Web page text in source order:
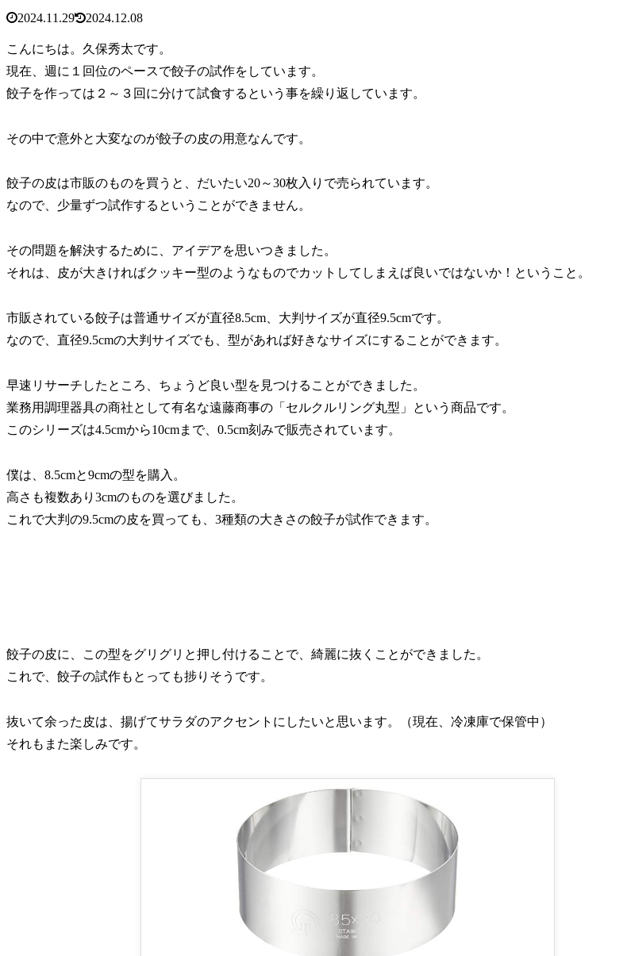
2024.11.29 2024.12.08
こんにちは。久保秀太です。
現在、週に１回位のペースで餃子の試作をしています。
餃子を作っては２～３回に分けて試食するという事を繰り返しています。
その中で意外と大変なのが餃子の皮の用意なんです。
餃子の皮は市販のものを買うと、だいたい20～30枚入りで売られています。
なので、少量ずつ試作するということができません。
その問題を解決するために、アイデアを思いつきました。
それは、皮が大きければクッキー型のようなものでカットしてしまえば良いではないか！ということ。
市販されている餃子は普通サイズが直径8.5cm、大判サイズが直径9.5cmです。
なので、直径9.5cmの大判サイズでも、型があれば好きなサイズにすることができます。
早速リサーチしたところ、ちょうど良い型を見つけることができました。
業務用調理器具の商社として有名な遠藤商事の「セルクルリング丸型」という商品です。
このシリーズは4.5cmから10cmまで、0.5cm刻みで販売されています。
僕は、8.5cmと9cmの型を購入。
高さも複数あり3cmのものを選びました。
これで大判の9.5cmの皮を買っても、3種類の大きさの餃子が試作できます。
餃子の皮に、この型をグリグリと押し付けることで、綺麗に抜くことができました。
これで、餃子の試作もとっても捗りそうです。
抜いて余った皮は、揚げてサラダのアクセントにしたいと思います。（現在、冷凍庫で保管中）
それもまた楽しみです。